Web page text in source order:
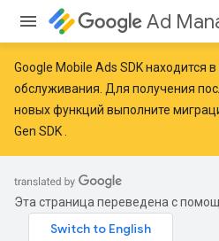
Ad
Google Mobile Ads SDK находится
обслуживания. Для получения
новых функций выполните
Gen SDK
Эта страница переведена с